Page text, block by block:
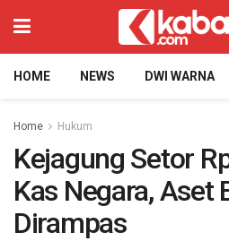
HOME NEWS DWI WARNA
Home Hukum
Kejagung Setor
Kas Negara, Aset
Dirampas